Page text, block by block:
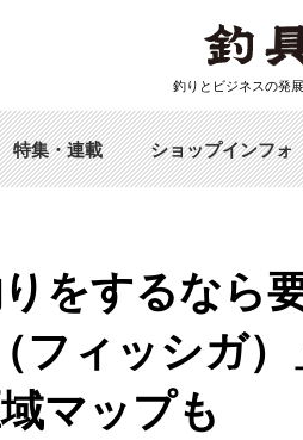
釣りとビジネスの発
特集・連載 ショップインフォ
りをするなら
フィッシガ
マップも